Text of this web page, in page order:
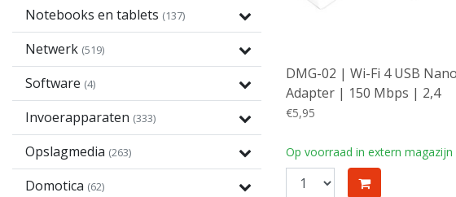
Notebooks en tablets (137)
Netwerk (519)
Software (4)
Invoerapparaten (333)
Opslagmedia (263)
Domotica (62)
DMG-02 | Wi-Fi 4 USB Nano
Adapter | 150 Mbps | 2,4
GHz | USB 2.0
€5,95
Op voorraad in extern magazijn